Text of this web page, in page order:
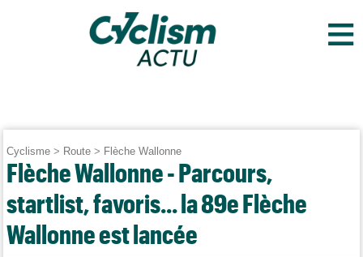
≡
Cyclisme > Route > Flèche Wallonne
Flèche Wallonne - Parcours,
startlist, favoris... la 89e Flèche
Wallonne est lancée